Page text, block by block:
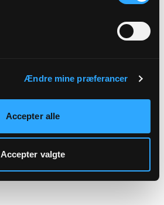
Ændre mine præferancer
Accepter alle
Accepter valgte